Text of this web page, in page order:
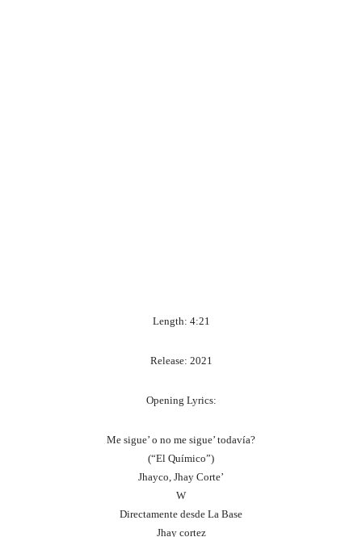
Length: 4:21
Release: 2021
Opening Lyrics:
Me sigue’ o no me sigue’ todavía?
(“El Químico”)
Jhayco, Jhay Corte’
W
Directamente desde La Base
Jhay cortez